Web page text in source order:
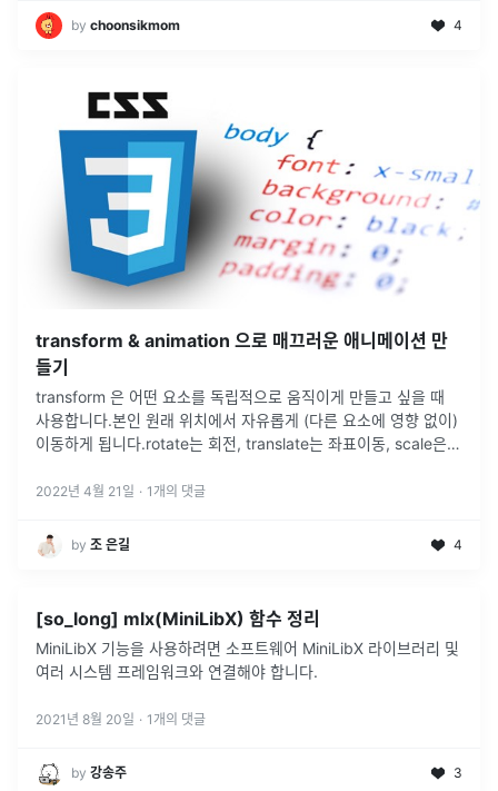
by choonsikmom 4
transform & animation 으로 매끄러운 애니메이션 만
들기
transform 은 어떤 요소를 독립적으로 움직이게 만들고 싶을 때
사용합니다.본인 원래 위치에서 자유롭게 (다른 요소에 영향 없이)
이동하게 됩니다.rotate는 회전, translate는 좌표이동, scale은
2022년 4월 21일 · 1 개의 댓글
by 조 은길 4
[so_long] mlx(MiniLibX) 함수 정리
MiniLibX 기능을 사용하려면 소프트웨어 MiniLibX 라이브러리 및
여러 시스템 프레임워크와 연결해야 합니다.
2021년 8월 20일 · 1 개의 댓글
by 강송주 3